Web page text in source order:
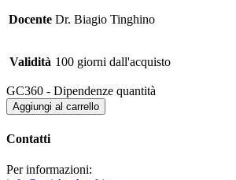
Docente Dr. Biagio Tinghino
Validità 100 giorni dall'acquisto
GC360 - Dipendenze quantità
Aggiungi al carrello
Contatti
Per informazioni: